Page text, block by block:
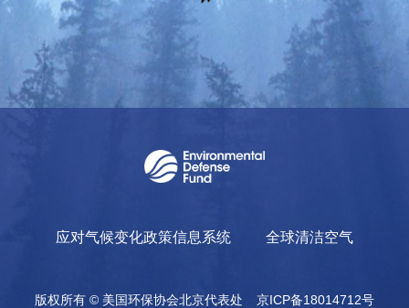
应对气候变化政策信息系统 全球清洁空气
版权所有 © 美国环保协会北京代表处 京ICP备18014712号